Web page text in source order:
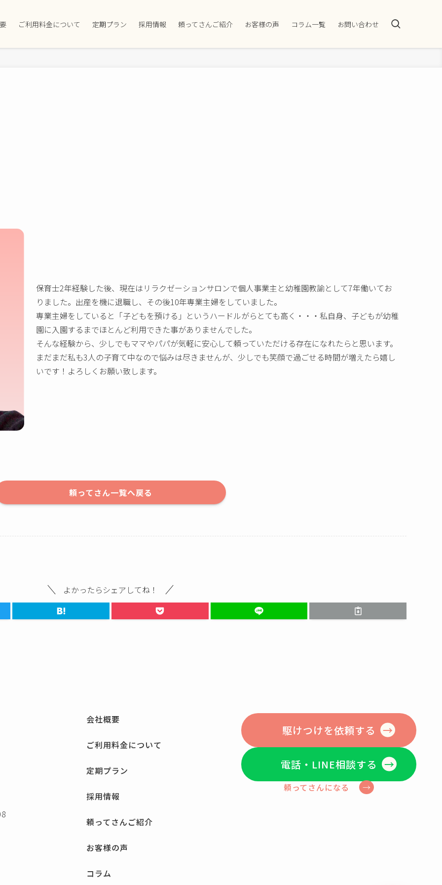
ご利用料金について 定期プラン 採用情報 頼ってさんご紹介 お客様の声 コラム一覧 お問い合わせ
保育士2年経験した後、現在はリラクゼーションサロンで個人事業主と幼稚園教諭として7年働いてお
りました。出産を機に退職し、その後10年専業主婦をしていました。
専業主婦をしていると「子どもを預ける」というハードルがらとても高く・・・私自身、子どもが幼稚
園に入園するまでほとんど利用できた事がありませんでした。
そんな経験から、少しでもママやパパが気軽に安心して頼っていただける存在になれたらと思います。
まだまだ私も3人の子育て中なので悩みは尽きませんが、少しでも笑顔で過ごせる時間が増えたら嬉し
いです！よろしくお願い致します。
頼ってさん一覧へ戻る
よかったらシェアしてね！
会社概要
ご利用料金について
定期プラン
採用情報
頼ってさんご紹介
お客様の声
コラム
駆けつけを依頼する
電話・LINE相談する
頼ってさんになる